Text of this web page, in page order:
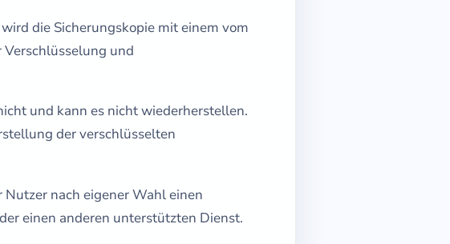
die Sicherungskopie mit einem vom
und
und kann es nicht wiederherstellen.
der verschlüsselten
nach eigener Wahl einen
einen anderen unterstützten Dienst.